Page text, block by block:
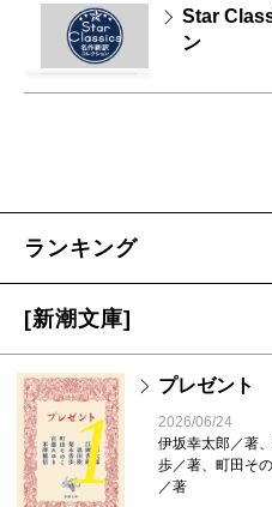
Star
ン
ランキング
[新潮文庫]
1
プレゼント
2026/06/24
伊坂幸太郎／著
歩／著、町田そ
／著